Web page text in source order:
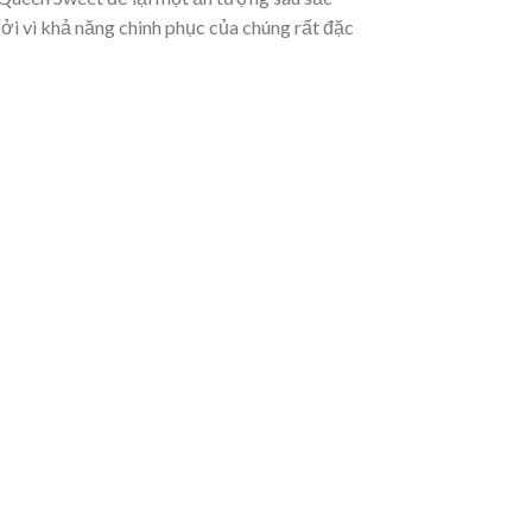
khả năng chinh phục của chúng rất đặc